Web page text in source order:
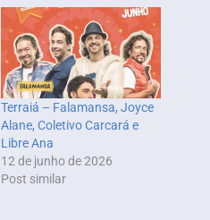
Terraiá – Falamansa, Joyce
Alane, Coletivo Carcará e
Libre Ana
12 de junho de 2026
Post similar